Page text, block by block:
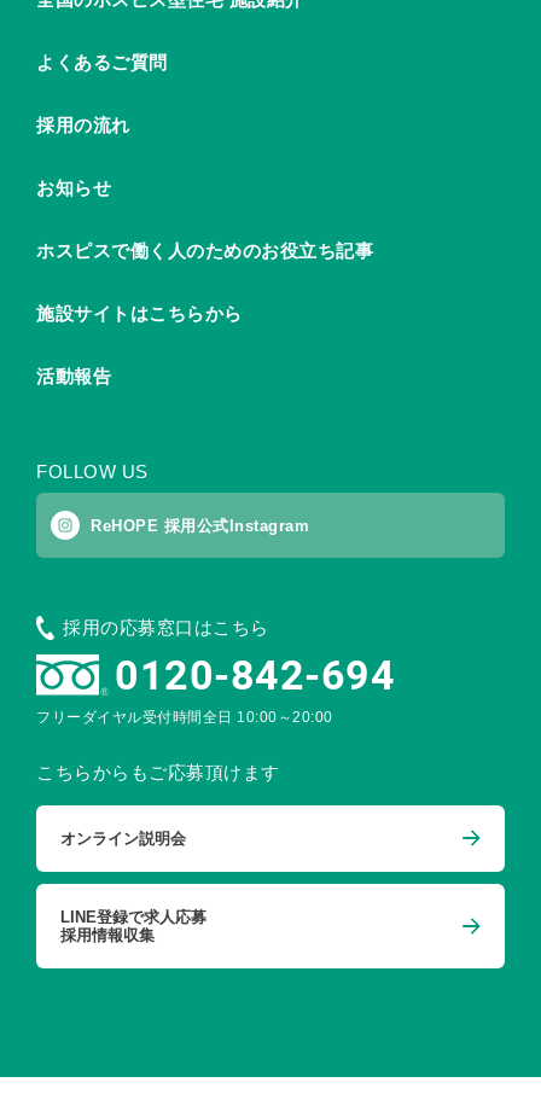
よくあるご質問
採用の流れ
お知らせ
ホスピスで働く人のためのお役立ち記事
施設サイトはこちらから
活動報告
FOLLOW US
ReHOPE 採用公式Instagram
採用の応募窓口はこちら
0120-842-694
フリーダイヤル受付時間全日 10:00～20:00
こちらからもご応募頂けます
オンライン説明会
LINE登録で求人応募
採用情報収集